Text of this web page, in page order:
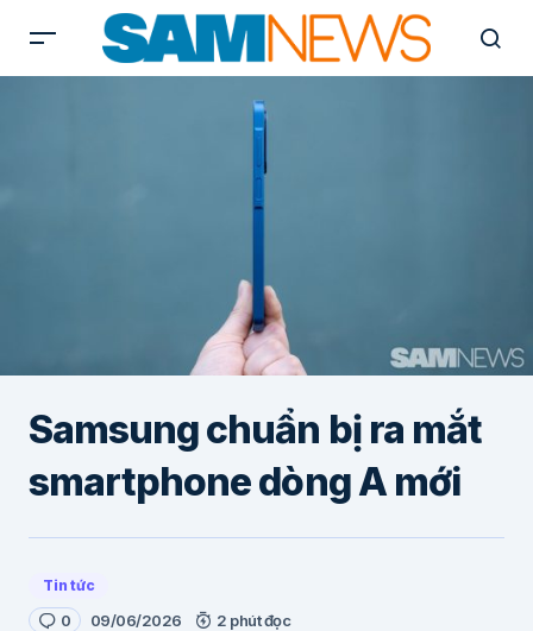
Samsung chuẩn bị ra mắt
smartphone dòng A mới
Tin tức
0 09/06/2026 2 phút đọc